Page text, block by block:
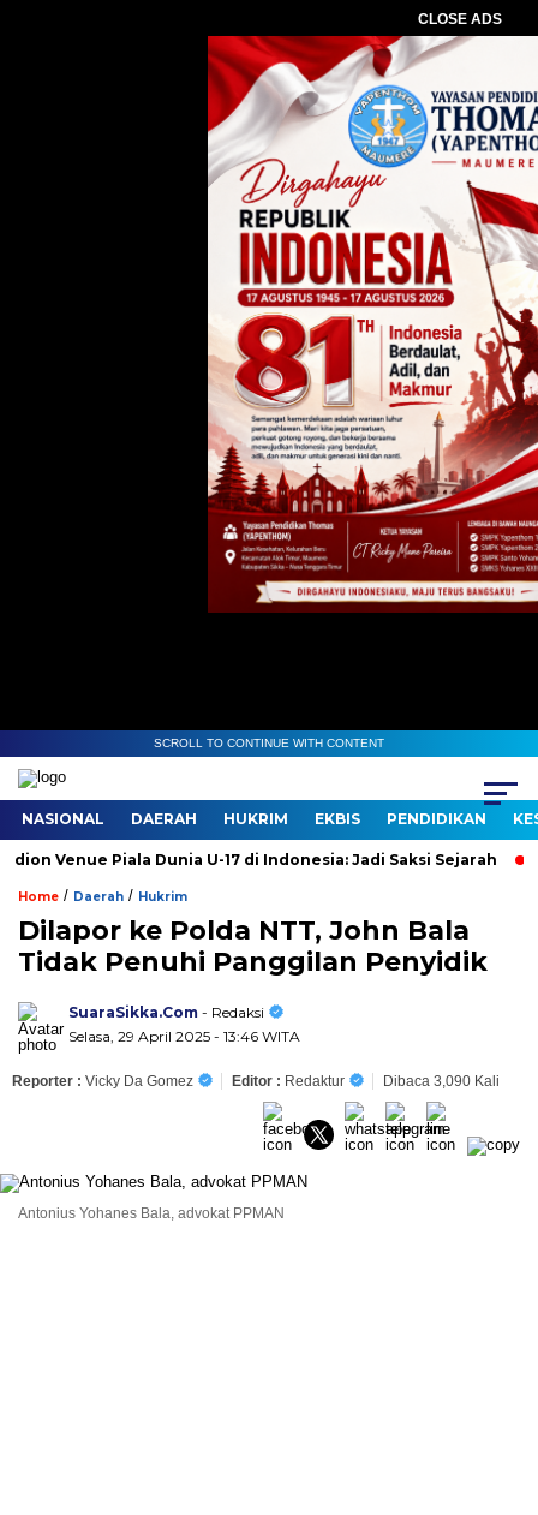
CLOSE ADS
SCROLL TO CONTINUE WITH CONTENT
NASIONAL DAERAH HUKRIM EKBIS PENDIDIKAN
Piala Dunia U-17 di Indonesia: Jadi Saksi Sejarah
Home / Daerah / Hukrim
Dilapor ke Polda NTT, John Bala
Tidak Penuhi Panggilan Penyidik
SuaraSikka.Com - Redaksi
Selasa, 29 April 2025 - 13:46 WITA
Reporter : Vicky Da Gomez Editor : Redaktur Dibaca 3,090 Kali
Antonius Yohanes Bala, advokat PPMAN